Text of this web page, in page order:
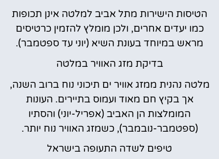
הטיסות הישירות מתל אביב למלטה אינן תכופות
כמו יעדים אחרים, ולכן מומלץ להזמין כרטיסים
מראש במיוחד בעונת השיא (יוני עד ספטמבר).
בדיקת מזג האוויר במלטה
מלטה נהנית ממזג אוויר ים תיכוני נוח ברוב השנה,
אך בקיץ חם מאוד ועמוס בתיירים. העונות
המומלצות הן האביב (אפריל-יוני) והסתיו
(ספטמבר-נובמבר), כשמזג האוויר נוח יותר.
טיפים לשדה התעופה בישראל